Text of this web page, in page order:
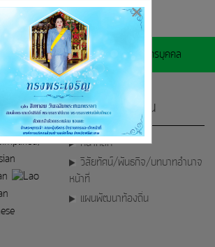
หลักเกณฑ์การบริหารและพัฒนาทรัพยากรบุคคล
เกี่ยวกับหน่วยงาน
หน้าหลัก
วิสัยทัศน์/พันธกิจ/บทบาทอำนาจ
หน้าที่
แผนพัฒนาท้องถิ่น
×